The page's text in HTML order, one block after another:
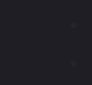
☆
☆